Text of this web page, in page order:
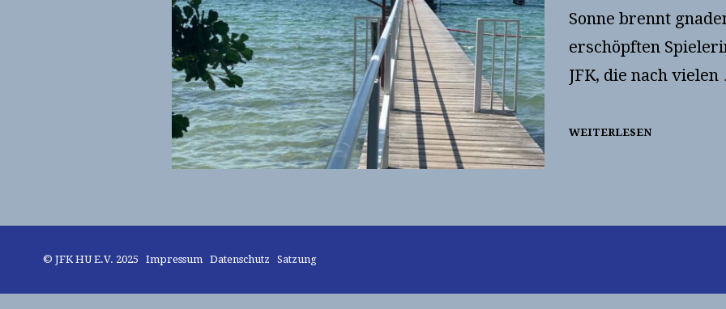
Sonne brennt
erschöpften
JFK, die nach
WEITERLESEN
© JFK HU E.V. 2025 Impressum Datenschutz Satzung